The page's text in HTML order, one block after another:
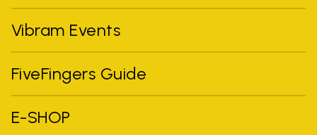
Vibram Events
FiveFingers Guide
E-SHOP